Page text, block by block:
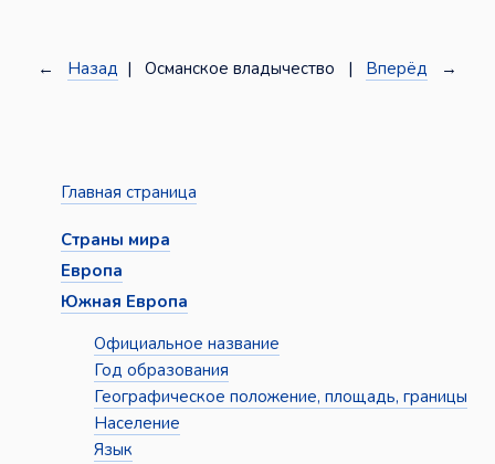
← Назад | Османское владычество | Вперёд →
Главная страница
Страны мира
Европа
Южная Европа
Официальное название
Год образования
Географическое положение, площадь, границы
Население
Язык